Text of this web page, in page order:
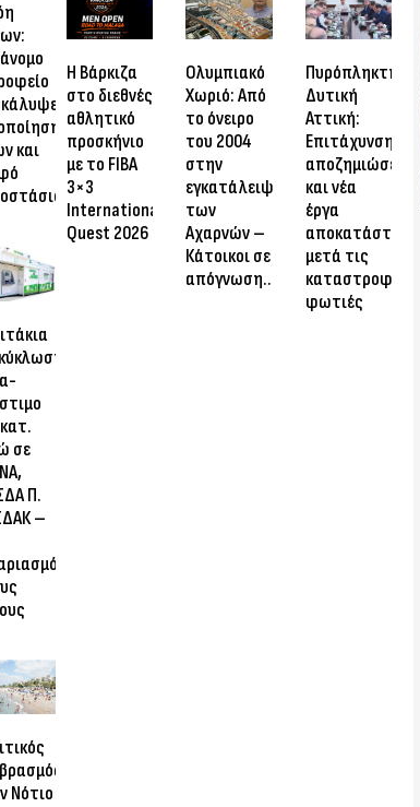
και
σε
Π.
–
Νότιο
Η Βάρκιζα
στο διεθνές
αθλητικό
προσκήνιο
με το FIBA
3×3
International
Quest 2026
Ολυμπιακό
Χωριό: Από
το όνειρο
του 2004
στην
εγκατάλειψη
των
Αχαρνών –
Κάτοικοι σε
απόγνωση…
Πυρόπληκτη
Δυτική
Αττική:
Επιτάχυνση
αποζημιώσεων
και νέα
έργα
αποκατάστασης
μετά τις
καταστροφικές
φωτιές